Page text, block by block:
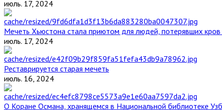
июль. 17, 2024
Мечеть Хьюстона стала приютом для людей, потерявших кров
июль. 17, 2024
Реставрируется старая мечеть
июль. 16, 2024
О Коране Османа, хранящемся в Национальной библиотеке